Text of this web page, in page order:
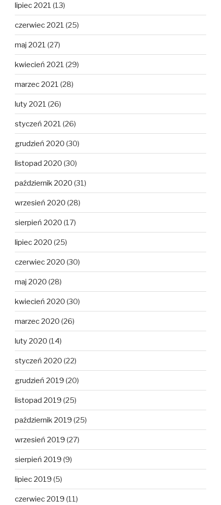
lipiec 2021 (13)
czerwiec 2021 (25)
maj 2021 (27)
kwiecień 2021 (29)
marzec 2021 (28)
luty 2021 (26)
styczeń 2021 (26)
grudzień 2020 (30)
listopad 2020 (30)
październik 2020 (31)
wrzesień 2020 (28)
sierpień 2020 (17)
lipiec 2020 (25)
czerwiec 2020 (30)
maj 2020 (28)
kwiecień 2020 (30)
marzec 2020 (26)
luty 2020 (14)
styczeń 2020 (22)
grudzień 2019 (20)
listopad 2019 (25)
październik 2019 (25)
wrzesień 2019 (27)
sierpień 2019 (9)
lipiec 2019 (5)
czerwiec 2019 (11)